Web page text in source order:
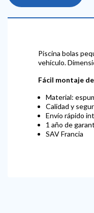
Piscina bolas
vehículo.
Fácil montaje
Material:
Calidad y
Envío rápido
1 año de
SAV Francia